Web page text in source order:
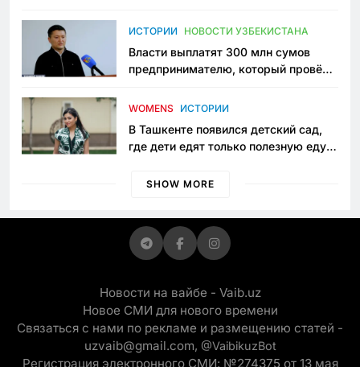
пространство
ИСТОРИИ НОВОСТИ УЗБЕКИСТАНА
Власти выплатят 300 млн сумов
предпринимателю, который провёл
приговору
WOMENS ИСТОРИИ
В Ташкенте появился детский сад,
где дети едят только полезную еду.
просить «кашу без сахара»
SHOW MORE
Новости на вайбе - Vaib.uz
Новое СМИ для нового времени
Связаться с нами по рекламе и размещению статей -
uzvaib@gmail.com, @VaibikuzBot
Регистрация электронного СМИ: №274375 от 13 мая